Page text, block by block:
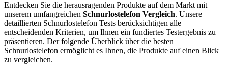
Entdecken Sie die herausragenden Produkte auf dem Markt mit
unserem umfangreichen Schnurlostelefon Vergleich. Unsere
detaillierten Schnurlostelefon Tests berücksichtigen alle
entscheidenden Kriterien, um Ihnen ein fundiertes Testergebnis zu
präsentieren. Der folgende Überblick über die besten
Schnurlostelefon ermöglicht es Ihnen, die Produkte auf einen Blick
zu vergleichen.